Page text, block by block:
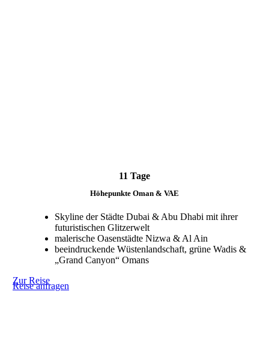
11 Tage
Höhepunkte Oman & VAE
Skyline der Städte Dubai & Abu Dhabi mit ihrer
futuristischen Glitzerwelt
malerische Oasenstädte Nizwa & Al Ain
beeindruckende Wüstenlandschaft, grüne Wadis &
„Grand Canyon“ Omans
Zur Reise
Reise anfragen